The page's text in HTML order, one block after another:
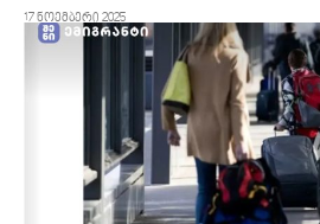
17 ნოემბერი 2025